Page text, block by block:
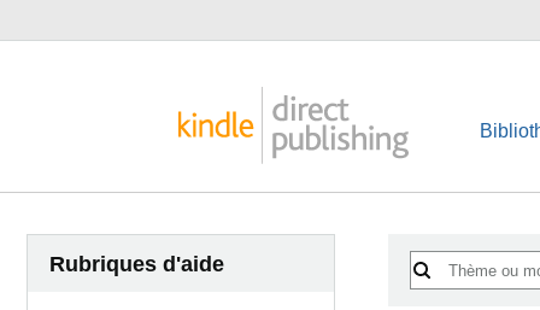
Rubriques d'aide